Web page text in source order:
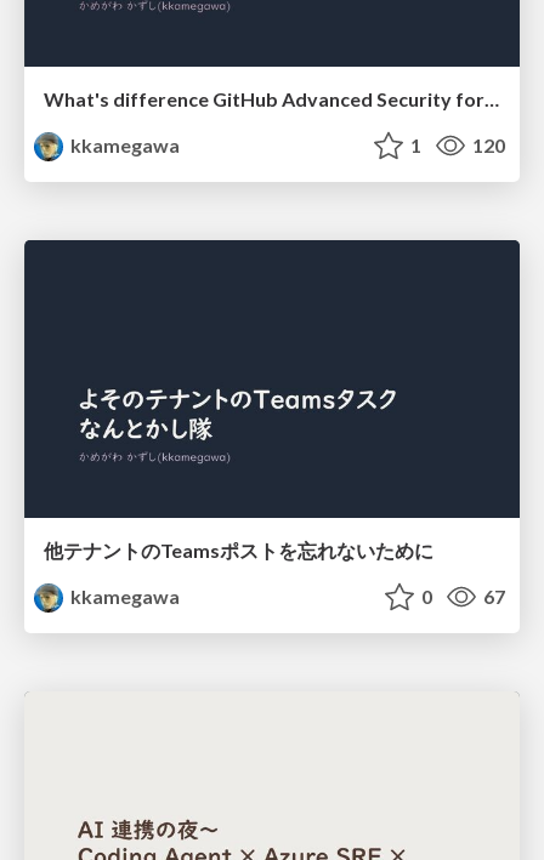
What's difference GitHub Advanced Security for Azure DevOps?
kkamegawa
1 120
他テナントのTeamsポストを忘れないために
kkamegawa
0 67